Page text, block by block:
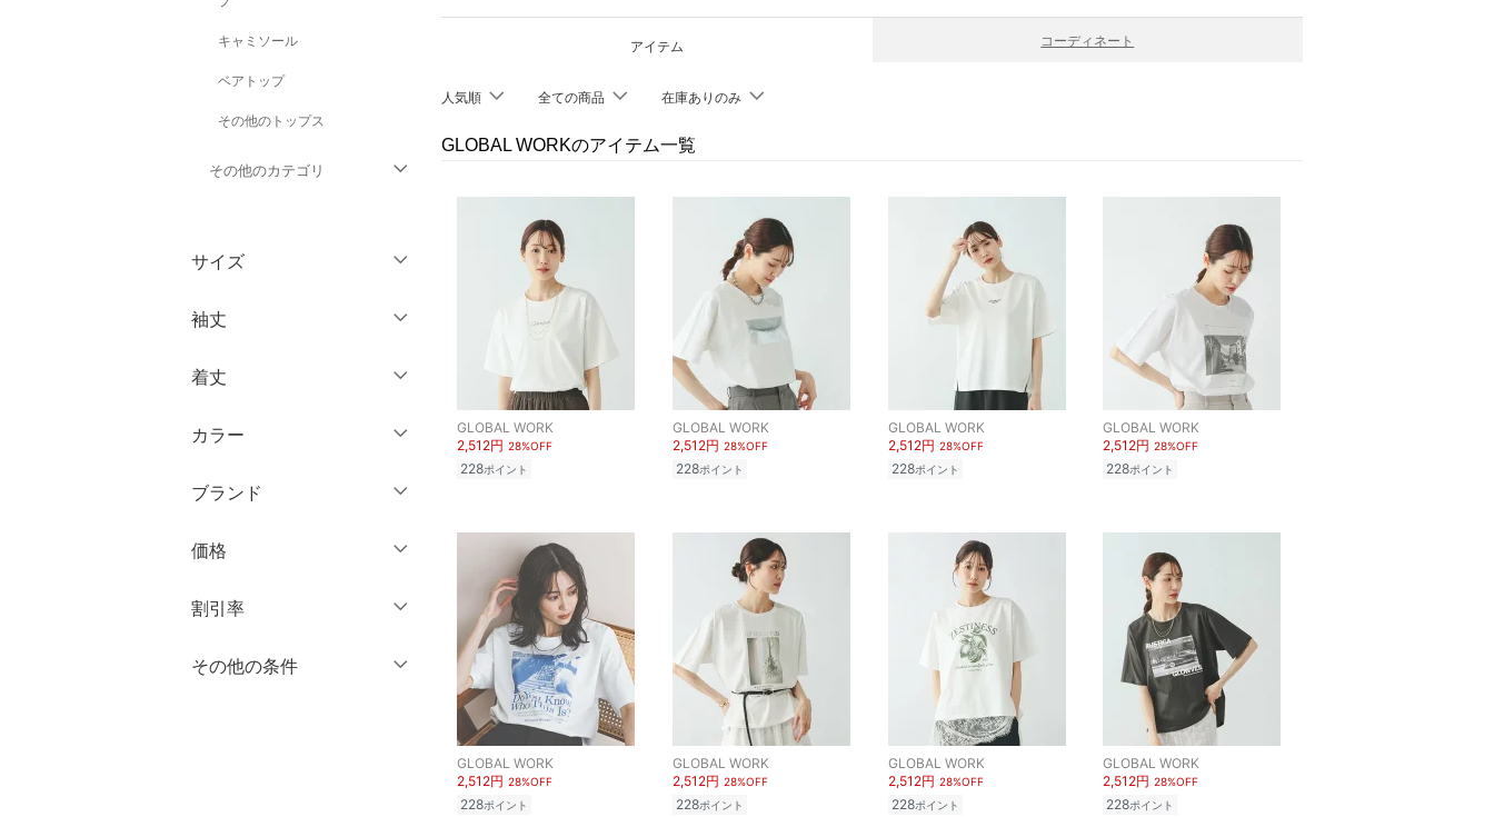
キャミソール
ベアトップ
その他のトップス
その他のカテゴリ
パンツ
ワンピース・ドレス
スカート
オールインワン・オーバ
バッグ
シューズ・靴
インナー・ルームウェア
靴下・レッグウェア
サイズ
ウェア（S/M/L）
M
XL
袖丈
ノースリーブ
半袖
長袖
着丈
ショート丈
ミドル丈
カラー
クリア
ブランド
価格
絞り込み
割引率
％OFF～ ％OFF
その他の条件
アイテム コーディネート
人気順 全ての商品 在庫ありのみ
GLOBAL WORKのアイテム一覧
GLOBAL WORK
2,512円 28%OFF
228ポイント
GLOBAL WORK
2,512円 28%OFF
228ポイント
GLOBAL WORK
2,512円 28%OFF
228ポイント
GLOBAL WORK
2,512円 28%OFF
228ポイント
GLOBAL WORK
2,512円 28%OFF
228ポイント
GLOBAL WORK
2,512円 28%OFF
228ポイント
GLOBAL WORK
2,512円 28%OFF
228ポイント
GLOBAL WORK
2,512円 28%OFF
228ポイント